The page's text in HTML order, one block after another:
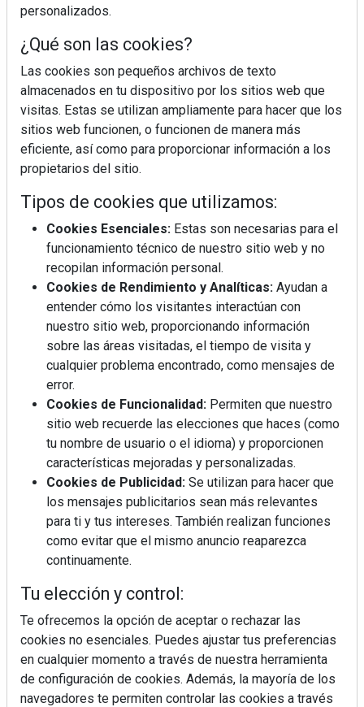
La industrialización, descarbonización y el Plan
BIM España, a debate en REBUILD
MÁS LEÍDOS
La cocina resiste, el mercado duda
MHK Ibérica potencia el crecimiento
de sus asociados con la
marca musterhaus küchen
Diseño, orden y sostenibilidad marcan
¿Por qué la cocina ha destronado al
salón como el espacio favorito de la
casa?
Sapienstone y Cupa Stone refuerzan
su alianza con una nueva superficie
cerámica que anticipa las tendencias
LivingPINO® amplía su visión del
hogar con el lanzamiento de su nueva
línea de armarios
"Ya no hablamos únicamente de
grifería, sino de soluciones completas
para el baño"
personalizados.
¿Qué son las cookies?
Las cookies son pequeños archivos de texto
almacenados en tu dispositivo por los sitios web que
visitas. Estas se utilizan ampliamente para hacer que los
sitios web funcionen, o funcionen de manera más
eficiente, así como para proporcionar información a los
propietarios del sitio.
Tipos de cookies que utilizamos:
Cookies Esenciales: Estas son necesarias para el
funcionamiento técnico de nuestro sitio web y no
recopilan información personal.
Cookies de Rendimiento y Analíticas: Ayudan a
entender cómo los visitantes interactúan con
nuestro sitio web, proporcionando información
sobre las áreas visitadas, el tiempo de visita y
cualquier problema encontrado, como mensajes de
error.
Cookies de Funcionalidad: Permiten que nuestro
sitio web recuerde las elecciones que haces (como
tu nombre de usuario o el idioma) y proporcionen
características mejoradas y personalizadas.
Cookies de Publicidad: Se utilizan para hacer que
los mensajes publicitarios sean más relevantes
para ti y tus intereses. También realizan funciones
como evitar que el mismo anuncio reaparezca
continuamente.
Tu elección y control:
Te ofrecemos la opción de aceptar o rechazar las
cookies no esenciales. Puedes ajustar tus preferencias
en cualquier momento a través de nuestra herramienta
de configuración de cookies. Además, la mayoría de los
navegadores te permiten controlar las cookies a través